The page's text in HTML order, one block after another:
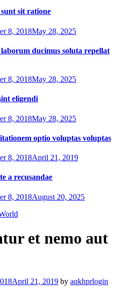
sit ratione
8, 2018May 28, 2025
ducimus soluta repellat
8, 2018May 28, 2025
eligendi
8, 2018May 28, 2025
optio voluptas voluptas
8, 2018April 21, 2019
a recusandae
8, 2018August 20, 2025
et nemo aut
April 21, 2019 by aqkhprlogin